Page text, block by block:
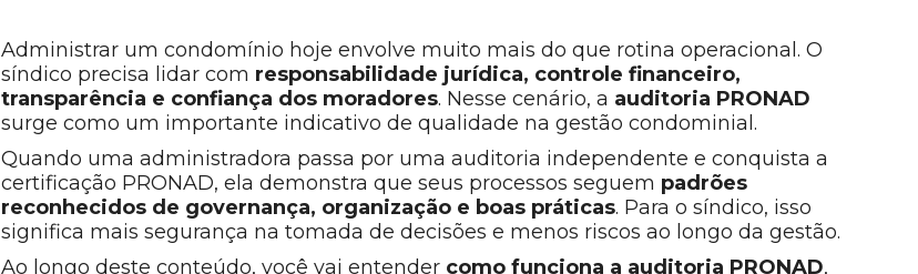
Administrar um condomínio hoje envolve muito mais do que rotina operacional. O
síndico precisa lidar com responsabilidade jurídica, controle financeiro,
transparência e confiança dos moradores. Nesse cenário, a auditoria PRONAD
surge como um importante indicativo de qualidade na gestão condominial.
Quando uma administradora passa por uma auditoria independente e conquista a
certificação PRONAD, ela demonstra que seus processos seguem padrões
reconhecidos de governança, organização e boas práticas. Para o síndico, isso
significa mais segurança na tomada de decisões e menos riscos ao longo da gestão.
Ao longo deste conteúdo, você vai entender como funciona a auditoria PRONAD,